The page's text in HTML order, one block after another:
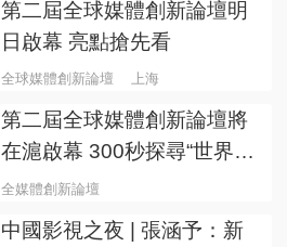
第二屆全球媒體創新論壇明
日啟幕 亮點搶先看
全球媒體創新論壇 上海
第二屆全球媒體創新論壇將
在滬啟幕 300秒探尋“世界城
市”
全媒體創新論壇
中國影視之夜 | 張涵予：新